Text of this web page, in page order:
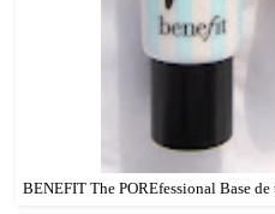
BENEFIT The POREfessional Base